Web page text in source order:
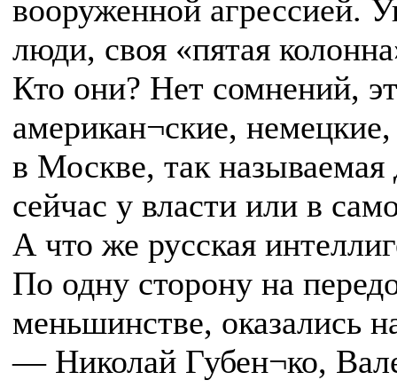
вооруженной агрессией.
люди, своя «пятая
Кто они? Нет сомнений,
американ¬ские, немецкие,
в Москве, так
сейчас у власти или в
А что же русская
По одну сторону на
меньшинстве, оказались
— Николай Губен¬ко,